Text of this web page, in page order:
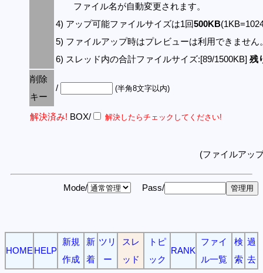
ファイル名が自動変更されます。
4) アップ可能ファイルサイズは1回500KB
5) ファイルアップ時はプレビューは利用できません
6) スレッド内の合計ファイルサイズ:[89/1500KB] 残
削除
キー
/ (半角8文字以内)
解決済み! BOX/ 解決したらチェックしてください!
(ファイルアッ
Mode/ Pass/
HOME HELP
新規
作成
新
着
ツリ
ー
スレ
ッド
トピ
ック
RANK
ファイ
ル一覧
検
索
過
去